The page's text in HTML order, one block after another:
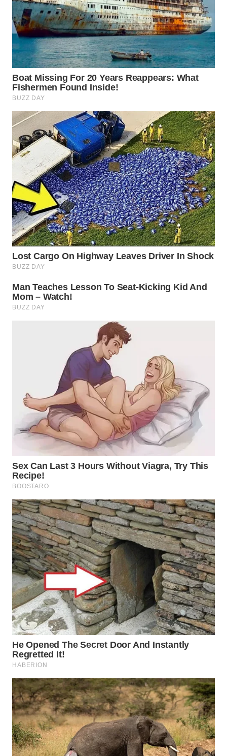
WAHANA
OTOMOTIF
WAHANA
HEALTH
WAHANA
DESA
LAPAK
WAHANA
Wahana
Network
KONSUMEN
LISTRIK
MASYARAKAT
KELISTRIKAN
ID
PLN
WATCH
MKLI
LPKKI
LKKI
KOPEKLIN
PORTAL
KONSUMEN
FORWAMKI
ALPERKLINAS
FORJASIDA
TAMBANG
NEWS
SITUNGIR
NEWS
SIDIKALANG
NEWS